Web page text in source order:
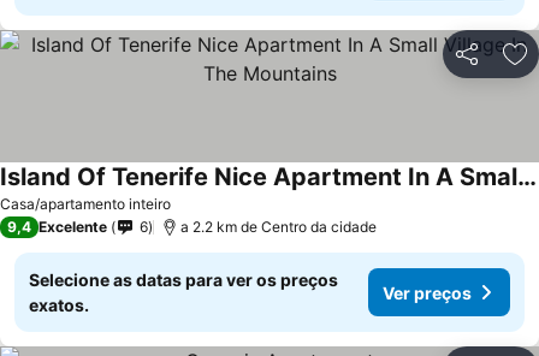
Partilhar
Casa/apartamento inteiro
Island Of Tenerife Nice Apartment In A Small Village In The Mountains
Ver preços
9,4 Excelente 6 a 2.2 km de Centro da cidade
Selecione as datas para ver os preços
exatos.
Ver preços